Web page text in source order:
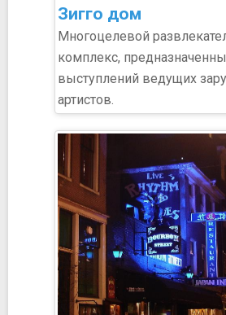
Зигго дом
Многоцелевой
комплекс,
выступлений ведущих
артистов.